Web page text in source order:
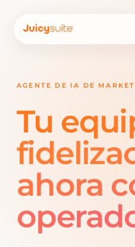
AGENTE DE IA DE
Tu
ahora